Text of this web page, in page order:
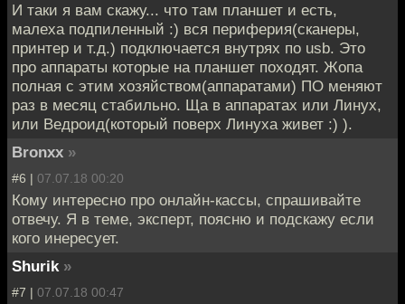
И таки я вам скажу... что там планшет и есть,
малеха подпиленный :) вся периферия(сканеры,
принтер и т.д.) подключается внутрях по usb. Это
про аппараты которые на планшет походят. Жопа
полная с этим хозяйством(аппаратами) ПО меняют
раз в месяц стабильно. Ща в аппаратах или Линух,
или Ведроид(который поверх Линуха живет :) ).
Bronxx »
#6 | 07.07.18 00:20
Кому интересно про онлайн-кассы, спрашивайте
отвечу. Я в теме, эксперт, поясню и подскажу если
кого инересует.
Shurik »
#7 | 07.07.18 00:47